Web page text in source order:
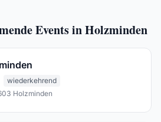
Events in Holzminden
wiederkehrend
Holzminden